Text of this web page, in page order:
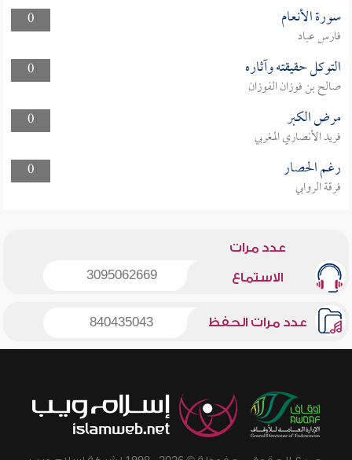
0
سورة الأنعام
فارس عباد
0
التوكل حقيقته وآثاره
صالح بن فوزان الفوزان
0
مرض الكبر
فريد الأنصاري المغربي
0
رغم الحصار
فرقة الروابي
عدد مرات
الاستماع 3095062669
عدد مرات الحفظ 840435043